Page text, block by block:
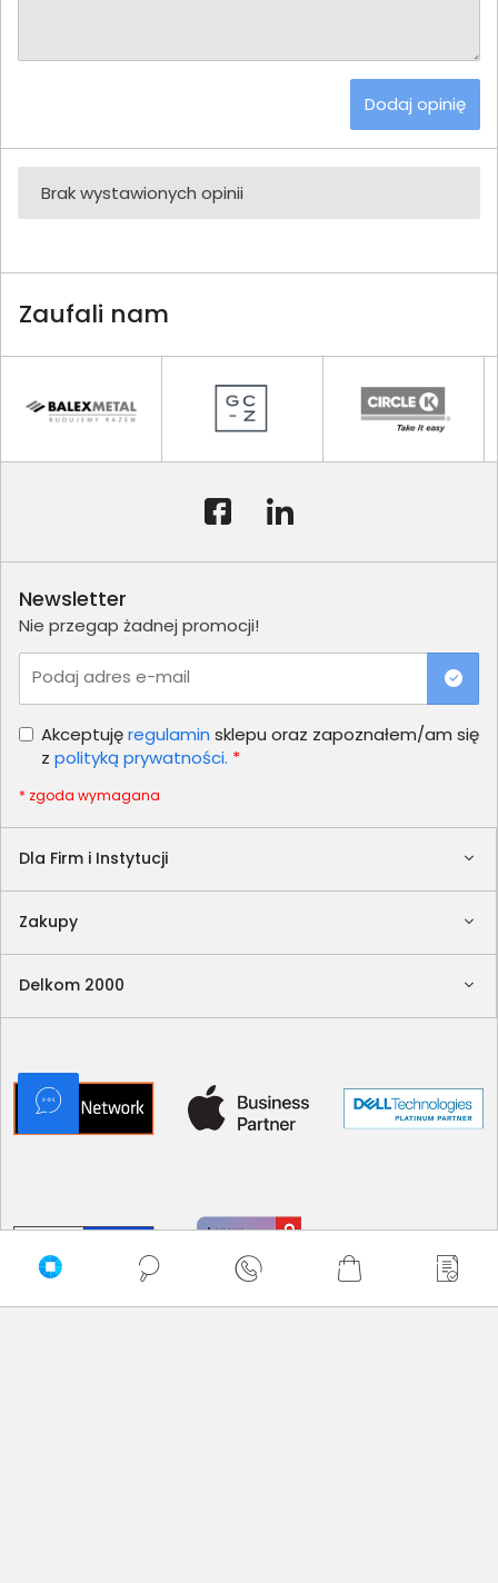
Dodaj opinię
Brak wystawionych opinii
Zaufali nam
Dla Firm i Instytucji
Zakupy
Delkom 2000
Newsletter
Nie przegap żadnej promocji!
Podaj adres e-mail
Akceptujęregulamin sklepu oraz zapoznałem/am się
z polityką prywatności. *
* zgoda wymagana